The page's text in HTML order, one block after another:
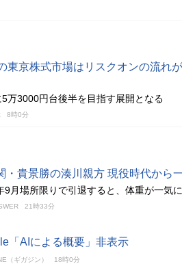
東京株式市場はリスクオンの流れ
万3000円台後半を目指す展開となる
8時0分
・貴景勝の湊川親方 現役時代から
9月場所限りで引退すると、体重が一気
21時33分
「AIによる概要」非表示
（ギガジン） 18時0分